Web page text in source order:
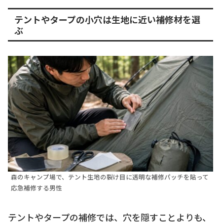
テントやタープの小穴は生地に近い補修材を選
ぶ
森のキャンプ場で、テント生地の裂け目に透明な補修パッチを貼って
応急補修する男性
テントやタープの補修では、穴を隠すことよりも、